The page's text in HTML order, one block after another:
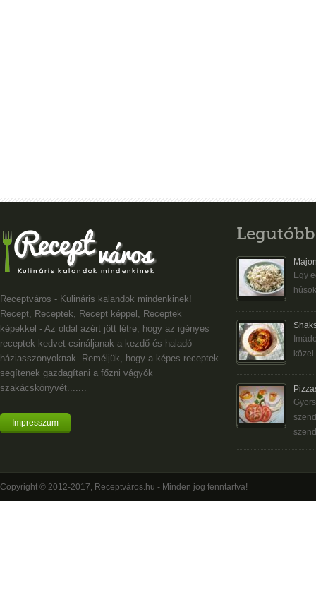
Receptváros - Kulináris kalandok mindenkinek!
Recept, Receptek, Recept képpel, Receptek
képekkel - Az oldal azért jött létre, hogy az igényes
receptek kedvet csináljanak a kezdő és haladó
háziasszonyoknak. Reméljük, hogy a képes receptek
segítenek gazdagítani a főzni vágyók
szakácskönyvét.......
Impresszum
Egy
Copyright © 2012-2017, Receptváros.hu - Minden jog fenntartva!